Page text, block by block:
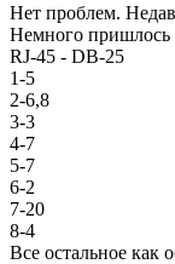
Нет проблем.
Немного пришлось
RJ-45 - DB-25
1-5
2-6,8
3-3
4-7
5-7
6-2
7-20
8-4
Все остальное как